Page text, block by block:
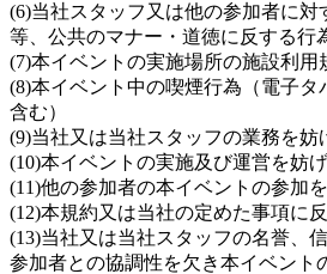
(6)当社スタッフ又は他の参加者に対
等、公共のマナー・道徳に反する行
(7)本イベントの実施場所の施設利用
(8)本イベント中の喫煙行為（電子タ
含む）
(9)当社又は当社スタッフの業務を妨
(10)本イベントの実施及び運営を妨
(11)他の参加者の本イベントの参加
(12)本規約又は当社の定めた事項に
(13)当社又は当社スタッフの名誉、
参加者との協調性を欠き本イベント